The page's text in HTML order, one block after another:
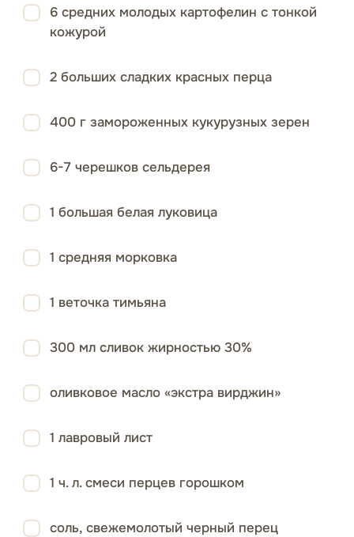
6 средних молодых картофелин с тонкой
кожурой
2 больших сладких красных перца
400 г замороженных кукурузных зерен
6-7 черешков сельдерея
1 большая белая луковица
1 средняя морковка
1 веточка тимьяна
300 мл сливок жирностью 30%
оливковое масло «экстра вирджин»
1 лавровый лист
1 ч. л. смеси перцев горошком
соль, свежемолотый черный перец